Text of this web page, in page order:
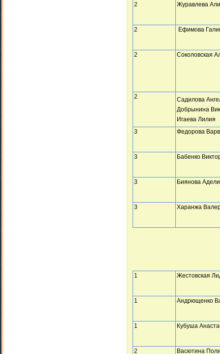
2 Журавлева
2 Ефимова
2 Соколовская
2
Садилова
Добрынина
Игаева Лилия
3
Федорова
3 Бабенко
3 Биянова
3 Харанжа
1 Жестовская
1 Андрющенко
1 Кубуша
2 Васютина